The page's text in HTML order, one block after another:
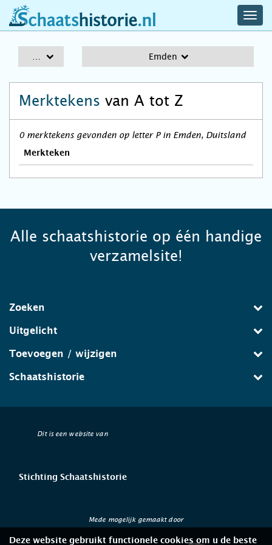
schaatshistorie.nl
Emden
Merktekens van A tot Z
0 merktekens gevonden op letter P in Emden, Duitsland
Merkteken
Alle schaatshistorie op één handige
verzamelsite!
Zoeken
Uitgelicht
Toevoegen / wijzigen
Schaatshistorie
Dit is een website van
Stichting Schaatshistorie
Mede mogelijk gemaakt door
Deze website gebruikt functionele cookies om u de beste